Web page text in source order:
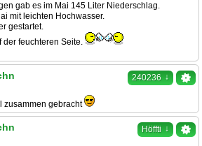
gab es im Mai 145 Liter Niederschlag.
mit leichten Hochwasser.
gestartet.
der feuchteren Seite.
240236 ↓
zusammen gebracht
Höffti ↓